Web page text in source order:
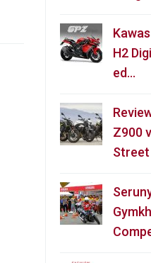
H2
ed…
Z900